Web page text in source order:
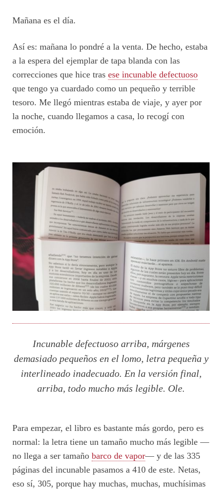
Mañana es el día.
Así es: mañana lo pondré a la venta. De hecho, estaba
a la espera del ejemplar de tapa blanda con las
correcciones que hice tras ese incunable defectuoso
que tengo ya cuardado como un pequeño y terrible
tesoro. Me llegó mientras estaba de viaje, y ayer por
la noche, cuando llegamos a casa, lo recogí con
emoción.
Incunable defectuoso arriba, márgenes
demasiado pequeños en el lomo, letra pequeña y
interlineado inadecuado. En la versión final,
arriba, todo mucho más legible. Ole.
Para empezar, el libro es bastante más gordo, pero es
normal: la letra tiene un tamaño mucho más legible —
no llega a ser tamaño barco de vapor— y de las 335
páginas del incunable pasamos a 410 de este. Netas,
eso sí, 305, porque hay muchas, muchas, muchísimas